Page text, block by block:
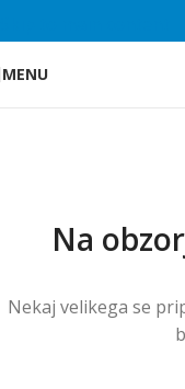
MENU
Na
Nekaj ​​velikega se